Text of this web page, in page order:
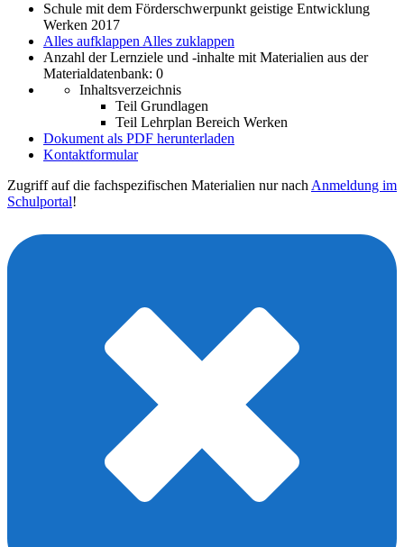
Schule mit dem Förderschwerpunkt geistige Entwicklung
Werken 2017
Alles aufklappen Alles zuklappen
Anzahl der Lernziele und -inhalte mit Materialien aus der
Materialdatenbank: 0
Inhaltsverzeichnis
Teil Grundlagen
Teil Lehrplan Bereich Werken
Dokument als PDF herunterladen
Kontaktformular
Zugriff auf die fachspezifischen Materialien nur nach Anmeldung im
Schulportal!